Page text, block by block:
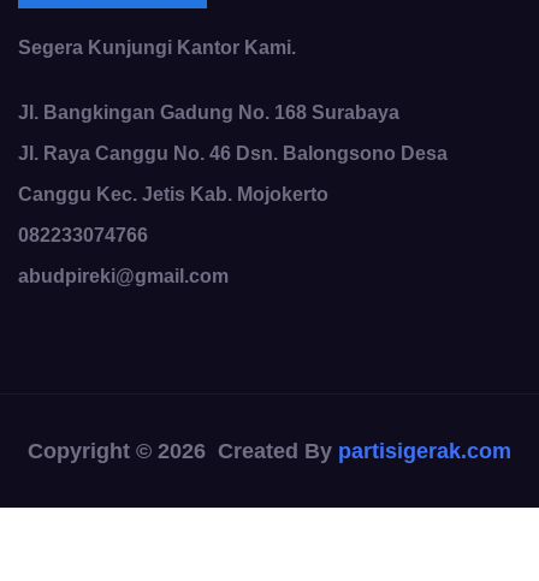
Segera Kunjungi Kantor Kami.
Jl. Bangkingan Gadung No. 168 Surabaya
Jl. Raya Canggu No. 46 Dsn. Balongsono Desa
Canggu Kec. Jetis Kab. Mojokerto
082233074766
abudpireki@gmail.com
Copyright © 2026 Created By partisigerak.com